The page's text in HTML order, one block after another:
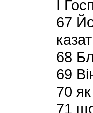
І
67
68
69
70
71